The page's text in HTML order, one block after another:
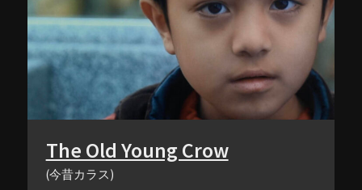
The Old Young Crow
(今昔カラス)